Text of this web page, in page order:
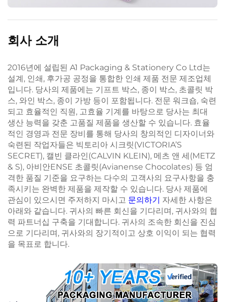
회사 소개
2016년에 설립된 A1 Packaging & Stationery Co Ltd는
설계, 인쇄, 후가공 공정을 통합한 인쇄 제품 전문 제조업체
입니다. 당사의 제품에는 기프트 박스, 종이 박스, 초콜릿 박
스, 와인 박스, 종이 가방 등이 포함됩니다. 전문 워크숍, 숙련
되고 효율적인 직원, 고효율 기계를 바탕으로 당사는 최대
생산 능력을 갖춘 고품질 제품을 생산할 수 있습니다. 효율
적인 경영과 전문 장비를 통해 당사의 창의적인 디자이너와
숙련된 작업자들은 빅토리아 시크릿(VICTORIA’S
SECRET), 캘빈 클라인(CALVIN KLEIN), 메츠 앤 세(METZ
& S), 아비안ENSE 초콜릿(Avianense Chocolates) 등 엄
격한 품질 기준을 요구하는 다수의 고객사의 요구사항을 충
족시키는 완벽한 제품을 제작할 수 있습니다. 당사 제품에
관심이 있으시면 주저하지 마시고 문의하기 자세한 사항은
아래와 같습니다. 귀사의 빠른 회신을 기다리며, 귀사와의 협
력 파트너십 구축을 기대합니다. 귀사의 조속한 회신을 진심
으로 기다리며, 귀사와의 장기적이고 상호 이익이 되는 협력
을 목표로 합니다.